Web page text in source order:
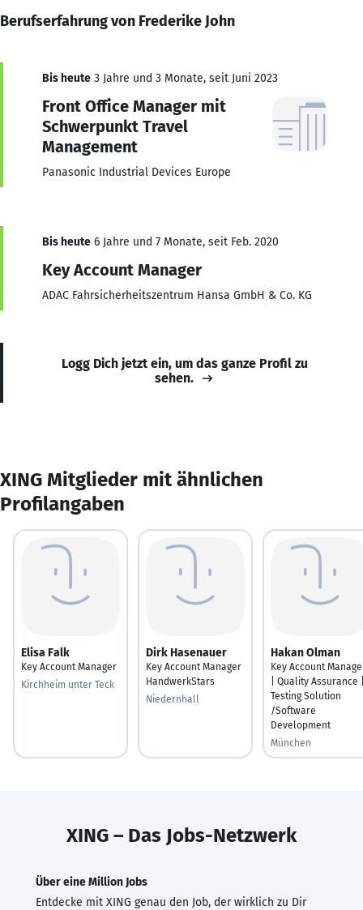
Berufserfahrung von Frederike John
Bis heute 3 Jahre und 3 Monate, seit Juni 2023
Front Office Manager mit
Schwerpunkt Travel
Management
Panasonic Industrial Devices Europe
Bis heute 6 Jahre und 7 Monate, seit Feb. 2020
Key Account Manager
ADAC Fahrsicherheitszentrum Hansa GmbH & Co. KG
Logg Dich jetzt ein, um das ganze Profil zu
sehen.
XING Mitglieder mit ähnlichen
Profilangaben
Elisa Falk
Key Account Manager
Kirchheim unter Teck
Dirk Hasenauer
Key Account Manager
HandwerkStars
Niedernhall
Hakan Olman
Key Account
| Quality Assurance
Testing Solution
/Software
Development
München
XING – Das Jobs-Netzwerk
Über eine Million Jobs
Entdecke mit XING genau den Job, der wirklich zu Dir